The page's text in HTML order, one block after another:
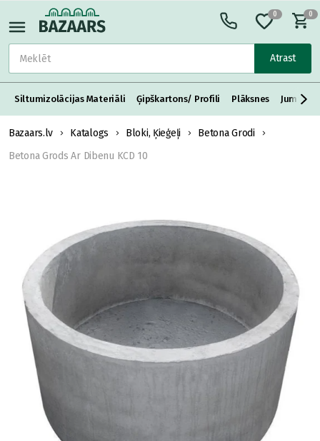
Atrast
0 0
Siltumizolācijas Materiāli Ģipškartons/ Profili Plāksnes Jumta
Bazaars.lv Katalogs Bloki, Ķieģeļi
Betona Grodi
Betona Grods Ar Dibenu KCD 10